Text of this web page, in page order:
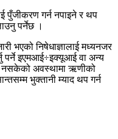
पुँजीकरण गर्न नपाइने र थप
पर्नेछ ।
भएको निषेधाज्ञालाई मध्यनजर
पर्ने इएमआई÷इक्यूआई वा अन्य
नसकेको अवस्थामा ऋणीको
भुक्तानी म्याद थप गर्न